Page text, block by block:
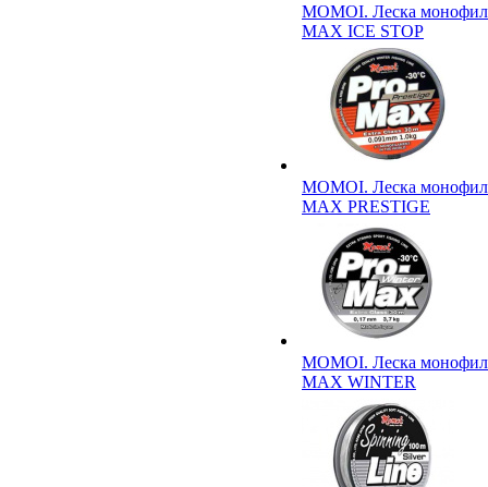
MOMOI. Леска
MAX ICE STOP
MOMOI. Леска
MAX PRESTIGE
MOMOI. Леска
MAX WINTER